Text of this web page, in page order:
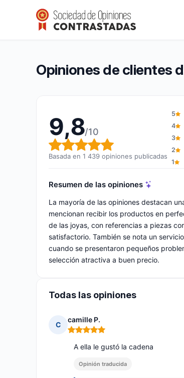
Hommebijoux
Calificación global: 9,8 de 10
9,8/10(1 439 opiniones)
Opiniones de clientes
9,8/10
Calificación global: 9,8
Basada en 1 439 opiniones publicadas
5
4
3
2
1
Resumen de las opiniones
La mayoría de las opiniones destacan
mencionan recibir los productos en
de las joyas, con referencias a piezas
satisfactorio. También se nota un
cuando se presentaron pequeños
selección atractiva a buen precio.
Todas las opiniones
C
camille P.
Nota: 5 de 5
A ella le gustó la cadena
Opinión traducida